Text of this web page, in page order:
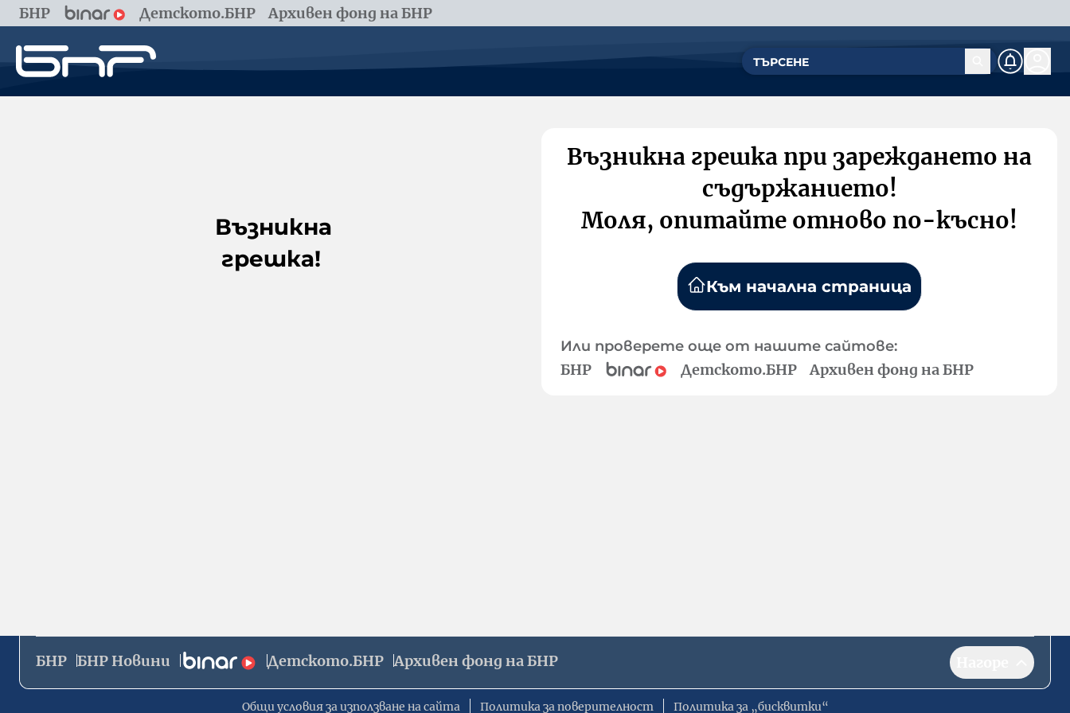
БНР Детското.БНР Архивен фонд на БНР
Възникна
грешка!
Възникна грешка при зареждането на
съдържанието!
Моля, опитайте отново по-късно!
Към начална страница
Или проверете още от нашите сайтове:
БНР Детското.БНР Архивен фонд на БНР
БНР БНР Новини Детското.БНР Архивен фонд на БНР
Общи условия за използване на сайта Политика за поверителност Политика за „бисквитки“